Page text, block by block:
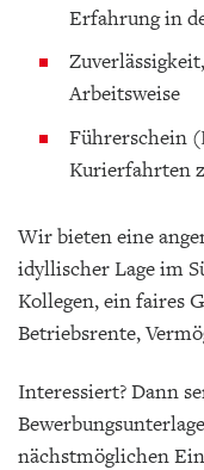
Erfahrung in
Arbeitsweise
Führerschein
Kurierfahrten
Wir bieten eine
idyllischer Lage im
Kollegen, ein faires
Betriebsrente,
Interessiert? Dann
nächstmöglichen